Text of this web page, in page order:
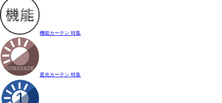
機能カーテン 特集
遮光カーテン 特集